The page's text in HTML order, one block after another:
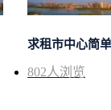
802人浏览